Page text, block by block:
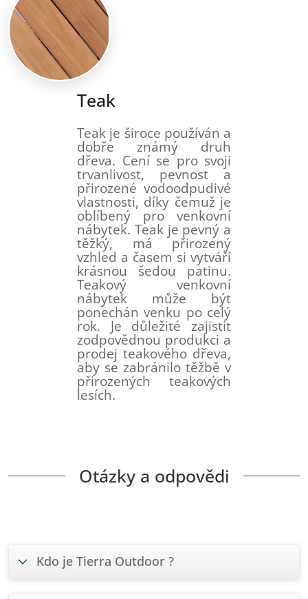
Teak
Teak je široce používán a
dobře známý druh
dřeva. Cení se pro svoji
trvanlivost, pevnost a
přirozené vodoodpudivé
vlastnosti, díky čemuž je
oblíbený pro venkovní
nábytek. Teak je pevný a
těžký, má přirozený
vzhled a časem si vytváří
krásnou šedou patinu.
Teakový venkovní
nábytek může být
ponechán venku po celý
rok. Je důležité zajistit
zodpovědnou produkci a
prodej teakového dřeva,
aby se zabránilo těžbě v
přirozených teakových
lesích.
Otázky a odpovědi
Kdo je Tierra Outdoor ?